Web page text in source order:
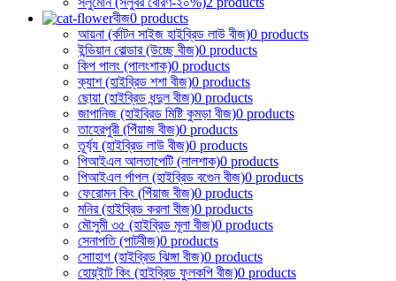
বীজ0 products
আয়না (র্কাটন সাইজ হাইব্রিড লাউ বীজ)0 products
ইন্ডিয়ান বোল্ডার (উচ্ছে বীজ)0 products
কিপ পালং (পালংশাক)0 products
ক্যাশ (হাইব্রিড শশা বীজ)0 products
ছোয়া (হাইব্রিড ধন্দুল বীজ)0 products
জাপানিজ (হাইব্রিড মিষ্টি কুমড়া বীজ)0 products
তাহেরপুরী (পিঁয়াজ বীজ)0 products
তূর্য্য (হাইব্রিড লাউ বীজ)0 products
পিআইএল আলতাপেটি (লালশাক)0 products
পিআইএল র্পাপল (হাইব্রিড বগেুন বীজ)0 products
ফেরোমন কিং (পিঁয়াজ বীজ)0 products
মনির (হাইব্রিড করলা বীজ)0 products
মৌসুমী ৩৫ (হাইব্রিড মূলা বীজ)0 products
সেনাপতি (পাটবীজ)0 products
সোাহাগ (হাইব্রিড ঝিঙ্গা বীজ)0 products
হোয়্ইাট কিং (হাইব্রিড ফুলকপি বীজ)0 products